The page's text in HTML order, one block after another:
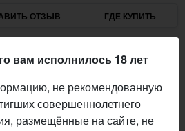
ОТЗЫВ ГДЕ КУПИТЬ
вам исполнилось 18 лет
не рекомендованную
совершеннолетнего
размещённые на сайте, не